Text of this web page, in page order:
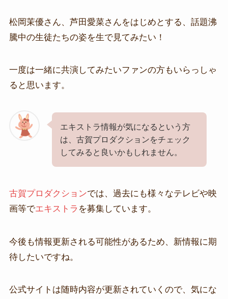
松岡茉優さん、芦田愛菜さんをはじめとする、話題沸
騰中の生徒たちの姿を生で見てみたい！
一度は一緒に共演してみたいファンの方もいらっしゃ
ると思います。
エキストラ情報が気になるという方
は、古賀プロダクションをチェック
してみると良いかもしれません。
古賀プロダクションでは、過去にも様々なテレビや映
画等でエキストラ を募集しています。
今後も情報更新される可能性があるため、新情報に期
待したいですね。
公式サイトは随時内容が更新されていくので、気にな